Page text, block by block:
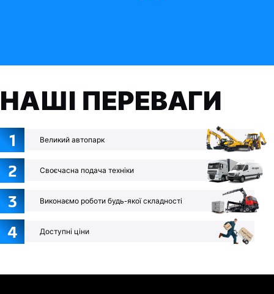
НАШІ ПЕРЕВАГИ
1 Великий автопарк
2 Своєчасна подача техніки
3 Виконаємо роботи будь-якої складності
4 Доступні ціни